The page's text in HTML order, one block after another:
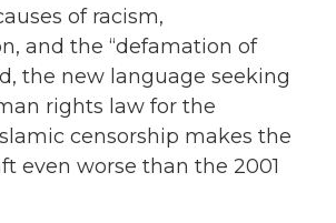
of racism,
and the “defamation of
the new language seeking
rights law for the
censorship makes the
even worse than the 2001